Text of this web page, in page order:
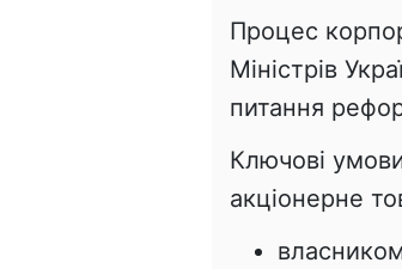
Процес
Міністрів
питання
Ключові
акціонерне